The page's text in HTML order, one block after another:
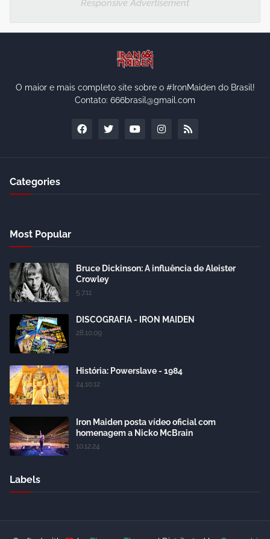
Responsive Advertisement
O maior e mais completo site sobre o #IronMaiden do Brasil!
Contato: 666brasil@gmail.com
Categories
Most Popular
Bruce Dickinson: A influência de Aleister
Crowley
5.7.11
DISCOGRAFIA - IRON MAIDEN
28.10.09
História: Powerslave - 1984
24.10.12
Iron Maiden posta vídeo oficial com
homenagem a Nicko McBrain
10.12.24
Labels